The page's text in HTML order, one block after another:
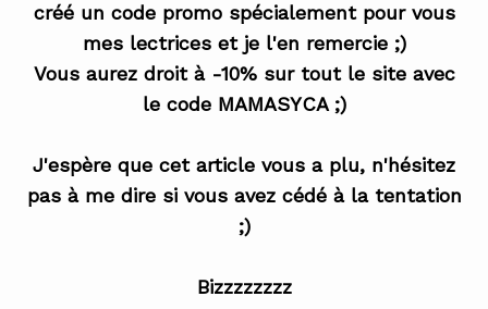
créé un code promo spécialement pour vous
mes lectrices et je l'en remercie ;)
Vous aurez droit à -10% sur tout le site avec
le code MAMASYCA ;)
J'espère que cet article vous a plu, n'hésitez
pas à me dire si vous avez cédé à la tentation
;)
Bizzzzzzzz